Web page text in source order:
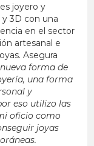
es joyero y
3D con una
en el sector
artesanal e
Asegura
forma de
una forma
y
eso utilizo las
oficio como
joyas